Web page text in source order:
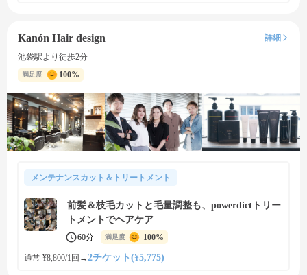
Kanón Hair design
詳細
池袋駅より徒歩2分
満足度 100%
メンテナンスカット＆トリートメント
前髪＆枝毛カットと毛量調整も、powerdictトリー
トメントでヘアケア
60分 満足度 100%
通常 ¥8,800/1回 →2チケット(¥5,775)